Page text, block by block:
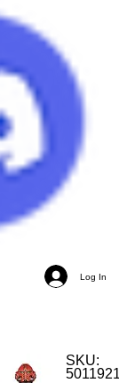
Log In
SKU: